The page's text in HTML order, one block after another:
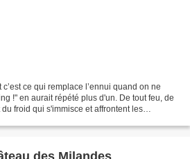
c’est ce qui remplace l’ennui quand on ne
!" en aurait répété plus d'un. De tout feu, de
froid qui s'immisce et affrontent les
des Milandes